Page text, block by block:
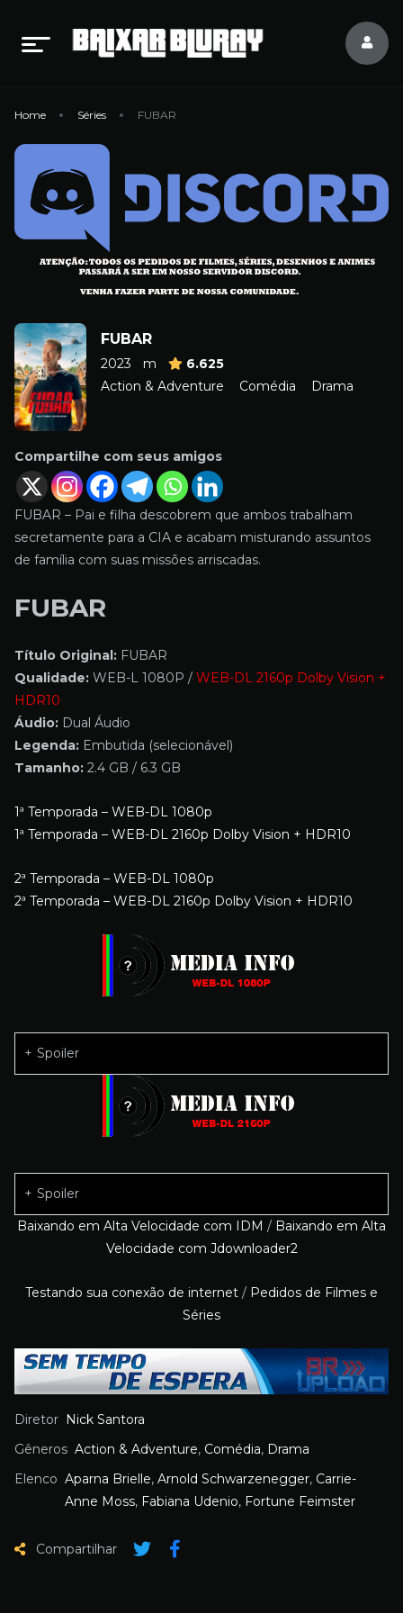
Home Séries FUBAR
FUBAR
2023 m
6.625
Action & Adventure
Comédia Drama
Compartilhe com seus amigos
FUBAR – Pai e filha descobrem que ambos trabalham
secretamente para a CIA e acabam misturando assuntos
de família com suas missões arriscadas.
FUBAR
Título Original: FUBAR
Qualidade: WEB-L 1080P / WEB-DL 2160p Dolby Vision +
HDR10
Áudio: Dual Áudio
Legenda: Embutida (selecionável)
Tamanho: 2.4 GB / 6.3 GB
1ª Temporada – WEB-DL 1080p
1ª Temporada – WEB-DL 2160p Dolby Vision + HDR10
2ª Temporada – WEB-DL 1080p
2ª Temporada – WEB-DL 2160p Dolby Vision + HDR10
Spoiler
Spoiler
Baixando em Alta Velocidade com IDM / Baixando em Alta
Velocidade com Jdownloader2
Testando sua conexão de internet / Pedidos de Filmes e
Séries
Diretor
Nick Santora
Gêneros Action & Adventure, Comédia, Drama
Elenco Aparna Brielle, Arnold Schwarzenegger, Carrie-
Anne Moss, Fabiana Udenio, Fortune Feimster
Compartilhar